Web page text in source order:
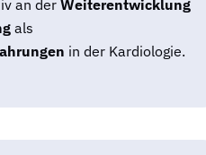
an der Weiterentwicklung
als
in der Kardiologie.